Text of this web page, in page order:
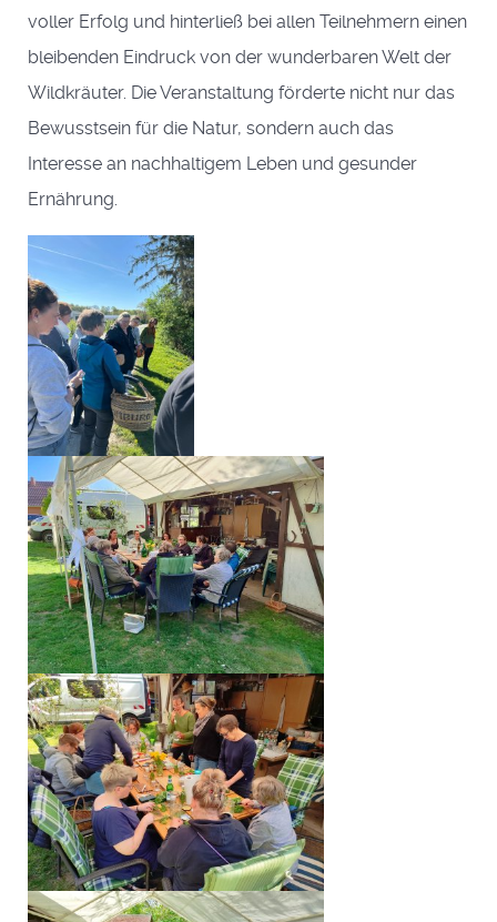
voller Erfolg und hinterließ bei allen Teilnehmern einen
bleibenden Eindruck von der wunderbaren Welt der
Wildkräuter. Die Veranstaltung förderte nicht nur das
Bewusstsein für die Natur, sondern auch das
Interesse an nachhaltigem Leben und gesunder
Ernährung.